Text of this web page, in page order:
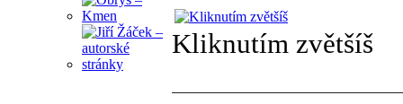
Kliknutím zvětšíš